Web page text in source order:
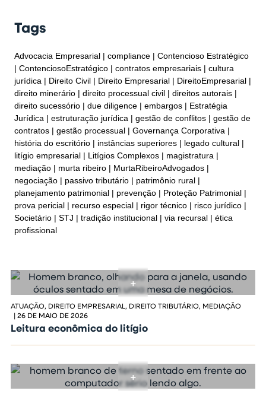
Tags
Advocacia Empresarial compliance
Contencioso Estratégico
ContenciosoEstratégico
contratos empresariais
cultura
jurídica
Direito Civil Direito Empresarial
DireitoEmpresarial
direito minerário
direito processual civil
direitos autorais
direito sucessório
due diligence embargos
Estratégia
Jurídica
estruturação jurídica gestão de conflitos
gestão de
contratos
gestão processual
Governança Corporativa
história do escritório
instâncias superiores
legado cultural
litígio empresarial
Litígios Complexos
magistratura
mediação
murta ribeiro
MurtaRibeiroAdvogados
negociação
passivo tributário
patrimônio rural
planejamento patrimonial
prevenção
Proteção Patrimonial
prova pericial
recurso especial rigor técnico
risco jurídico
Societário
STJ tradição institucional via recursal
ética
profissional
ATUAÇÃO, DIREITO EMPRESARIAL, DIREITO TRIBUTÁRIO, MEDIAÇÃO
|26 DE MAIO DE 2026
Leitura econômica do litígio